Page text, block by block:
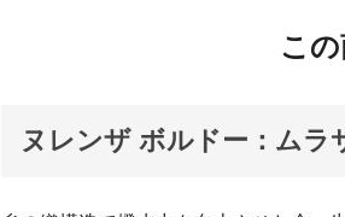
こ
ヌレンザ ボルドー：ムラ